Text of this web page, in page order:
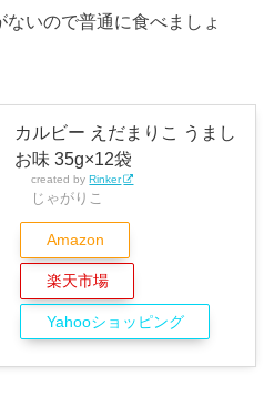
いので普通に食べましょ
カルビー えだまりこ うまし
お味 35g×12袋
created byRinker
じゃがりこ
Amazon
楽天市場
Yahooショッピング